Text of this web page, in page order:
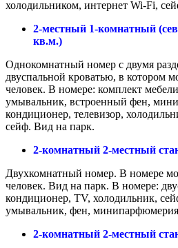
холодильником, интернет Wi-Fi,
2-местный 1-комнатный
кв.м.)
Однокомнатный номер с двумя
двуспальной кроватью, в котором
человек. В номере: комплект
умывальник, встроенный фен,
кондиционер, телевизор,
сейф. Вид на парк.
2-комнатный 2-местный
Двухкомнатный номер. В номере
человек. Вид на парк. В номере:
кондиционер, TV, холодильник,
умывальник, фен,
2-комнатный 2-местный